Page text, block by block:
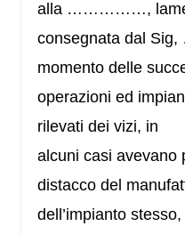
alla ……………,
consegnata dal
momento delle
operazioni ed
rilevati dei vizi, in
alcuni casi avevano
distacco del
dell’impianto